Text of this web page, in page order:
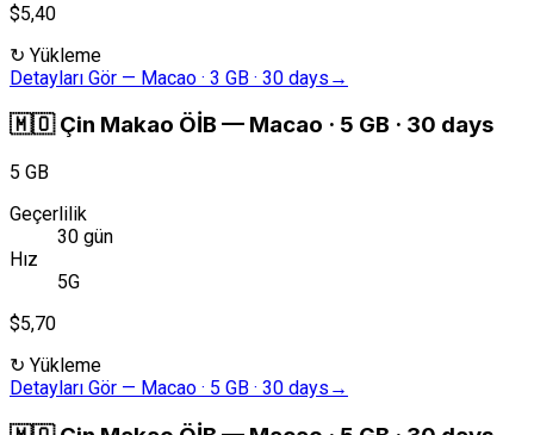
$5,40
↻ Yükleme
Detayları Gör — Macao · 3 GB · 30 days →
🇲🇴 Çin Makao ÖİB — Macao · 5 GB · 30 days
5 GB
Geçerlilik
30 gün
Hız
5G
$5,70
↻ Yükleme
Detayları Gör — Macao · 5 GB · 30 days →